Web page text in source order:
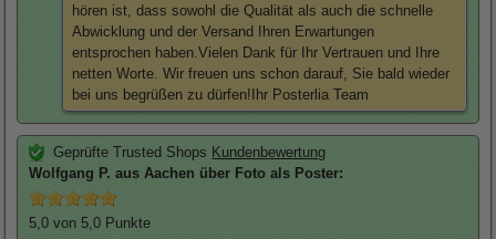
hören ist, dass sowohl die Qualität als auch die schnelle
Abwicklung und der Versand Ihren Erwartungen
entsprochen haben.Vielen Dank für Ihr Vertrauen und Ihre
netten Worte. Wir freuen uns schon darauf, Sie bald wieder
bei uns begrüßen zu dürfen!Ihr Posterlia Team
Geprüfte Trusted Shops Kundenbewertung
Wolfgang P. aus Aachen über Foto als Poster:
5,0 von 5,0 Punkte